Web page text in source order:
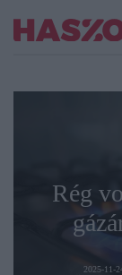
Rég
2025-11-